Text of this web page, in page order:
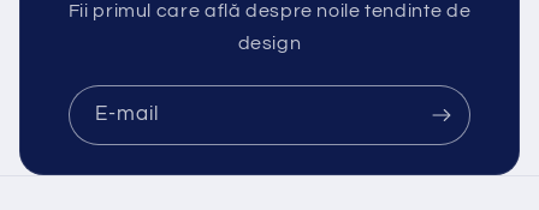
Fii primul care află despre noile tendinte de
design
E-mail